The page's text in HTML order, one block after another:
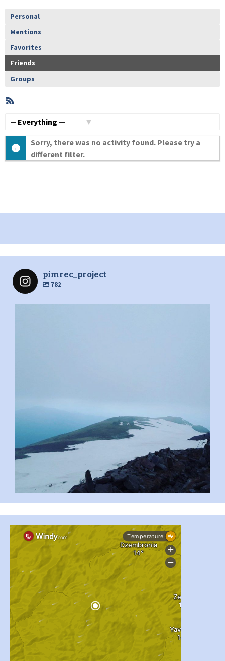
Personal
Mentions
Favorites
Friends
Groups
Member
Activities
Sorry, there was no activity found. Please try a
different filter.
pimrec_project
782
...
pimrec_project